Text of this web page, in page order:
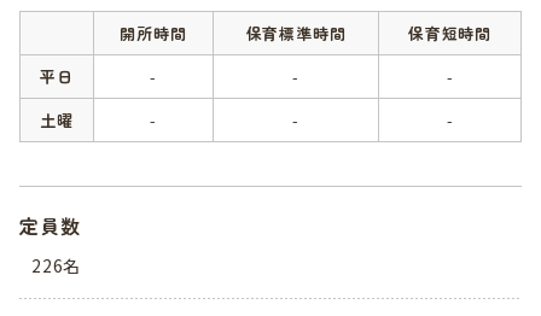
開所時間 保育標準時間
保育短時間
平日
- -
-
土曜
- - -
定員数
226名